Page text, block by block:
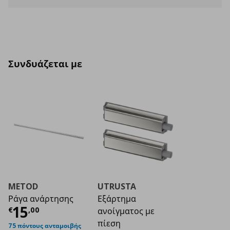
Συνδυάζεται με
METOD
Ράγα ανάρτησης
€15,00
Τρέχουσα τιμή€ 15,00
75 πόντους ανταμοιβής
UTRUSTA
Εξάρτημα
ανοίγματος με
πίεση